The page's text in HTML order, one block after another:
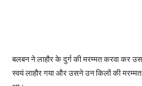
बलबन ने लाहौर के दुर्ग की मरम्मत करवा कर
स्वयं लाहौर गया और उसने उन किलों की मरम्मत